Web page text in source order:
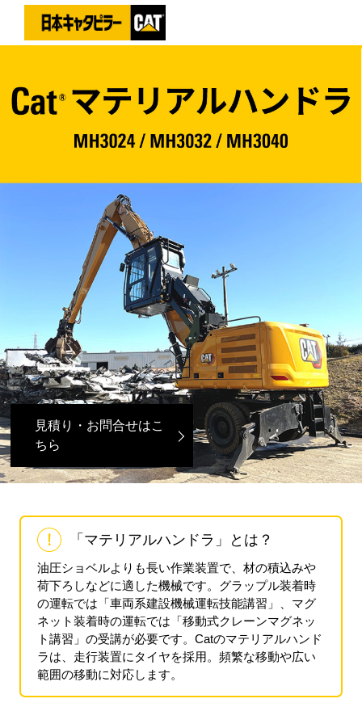
見積り・お問合せはこ
ちら
「マテリアルハンドラ」とは？
油圧ショベルよりも長い作業装置で、材の積込みや
荷下ろしなどに適した機械です。グラップル装着時
の運転では「車両系建設機械運転技能講習」、マグ
ネット装着時の運転では「移動式クレーンマグネッ
ト講習」の受講が必要です。Catのマテリアルハンド
ラは、走行装置にタイヤを採用。頻繁な移動や広い
範囲の移動に対応します。